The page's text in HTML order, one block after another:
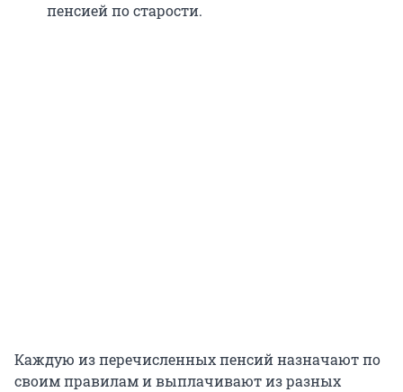
пенсией по старости.
Каждую из перечисленных пенсий назначают по
своим правилам и выплачивают из разных